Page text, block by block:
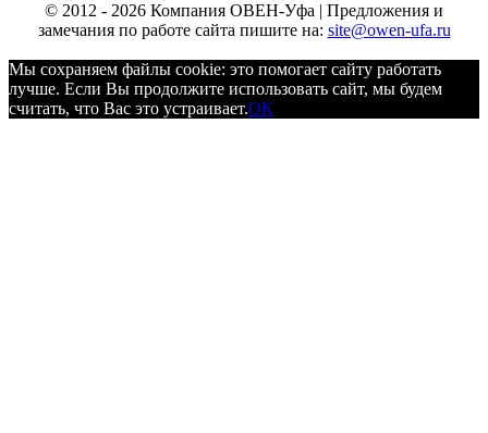
© 2012 - 2026 Компания ОВЕН-Уфа | Предложения и
замечания по работе сайта пишите на: site@owen-ufa.ru
Мы cохраняем файлы cookie: это помогает сайту работать
лучше. Если Вы продолжите использовать сайт, мы будем
считать, что Вас это устраивает.ОК